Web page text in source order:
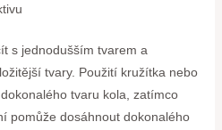
s jednodušším tvarem a
tvary. Použití kružítka nebo
tvaru kola, zatímco
pomůže dosáhnout dokonalého